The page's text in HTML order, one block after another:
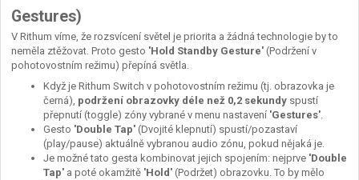
Gestures)
V Rithum víme, že rozsvícení světel je priorita a žádná technologie by to
neměla ztěžovat. Proto gesto 'Hold Standby Gesture' (Podržení v
pohotovostním režimu) přepíná světla.
Když je Rithum Switch v pohotovostním režimu (tj. obrazovka je
černá), podržení obrazovky déle než 0,2 sekundy spustí
přepnutí (toggle) zóny vybrané v menu nastavení 'Gestures'.
Gesto 'Double Tap' (Dvojité klepnutí) spustí/pozastaví
(play/pause) aktuálně vybranou audio zónu, pokud nějaká je.
Je možné tato gesta kombinovat jejich spojením: nejprve 'Double
Tap' a poté okamžitě 'Hold' (Podržet) obrazovku. To by mělo